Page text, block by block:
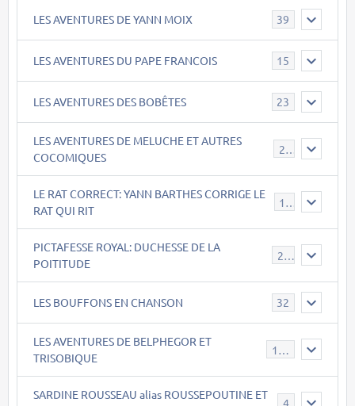
LES AVENTURES DE YANN MOIX 39
LES AVENTURES DU PAPE FRANCOIS 15
LES AVENTURES DES BOBÊTES 23
LES AVENTURES DE MELUCHE ET AUTRES
COCOMIQUES
22
LE RAT CORRECT: YANN BARTHES CORRIGE LE
RAT QUI RIT
15
PICTAFESSE ROYAL: DUCHESSE DE LA
POITITUDE
23
LES BOUFFONS EN CHANSON 32
LES AVENTURES DE BELPHEGOR ET
TRISOBIQUE
147
SARDINE ROUSSEAU alias ROUSSEPOUTINE ET
40